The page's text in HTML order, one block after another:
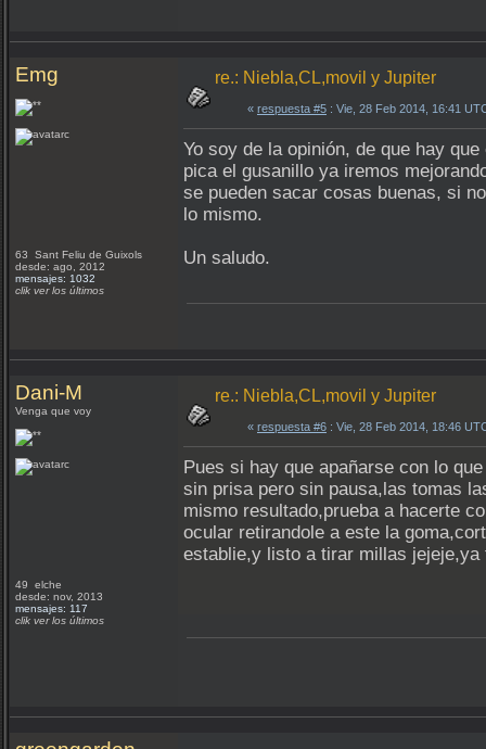
Emg
63 Sant Feliu de Guixols
desde: ago, 2012
mensajes: 1032
clik ver los últimos
re.: Niebla,CL,movil y Jupiter
« respuesta #5 : Vie, 28 Feb 2014, 16:41
Yo soy de la opinión, de que hay
pica el gusanillo ya iremos
se pueden sacar cosas buenas, si
lo mismo.
Un saludo.
Dani-M
Venga que voy
49 elche
desde: nov, 2013
mensajes: 117
clik ver los últimos
re.: Niebla,CL,movil y Jupiter
« respuesta #6 : Vie, 28 Feb 2014, 18:46
Pues si hay que apañarse con lo
sin prisa pero sin pausa,las tomas
mismo resultado,prueba a hacerte
ocular retirandole a este la
establie,y listo a tirar millas jejeje,ya